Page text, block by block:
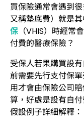
買保險通常會遇到
又稱墊底費）就是
保 （VHIS）時經常
付費的醫療保險？
受保人若果購買設
前需要先行支付保
用才會由保險公司
算，好處是設有自
假設例子詳細解釋：